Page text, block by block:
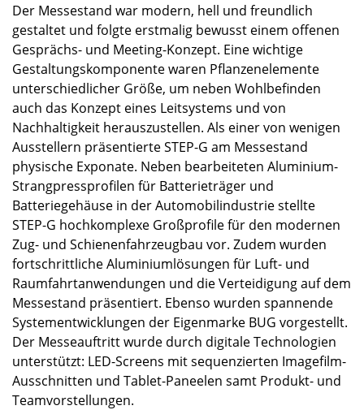
Der Messestand war modern, hell und freundlich
gestaltet und folgte erstmalig bewusst einem offenen
Gesprächs- und Meeting-Konzept. Eine wichtige
Gestaltungskomponente waren Pflanzenelemente
unterschiedlicher Größe, um neben Wohlbefinden
auch das Konzept eines Leitsystems und von
Nachhaltigkeit herauszustellen. Als einer von wenigen
Ausstellern präsentierte STEP-G am Messestand
physische Exponate. Neben bearbeiteten Aluminium-
Strangpressprofilen für Batterieträger und
Batteriegehäuse in der Automobilindustrie stellte
STEP-G hochkomplexe Großprofile für den modernen
Zug- und Schienenfahrzeugbau vor. Zudem wurden
fortschrittliche Aluminiumlösungen für Luft- und
Raumfahrtanwendungen und die Verteidigung auf dem
Messestand präsentiert. Ebenso wurden spannende
Systementwicklungen der Eigenmarke BUG vorgestellt.
Der Messeauftritt wurde durch digitale Technologien
unterstützt: LED-Screens mit sequenzierten Imagefilm-
Ausschnitten und Tablet-Paneelen samt Produkt- und
Teamvorstellungen.